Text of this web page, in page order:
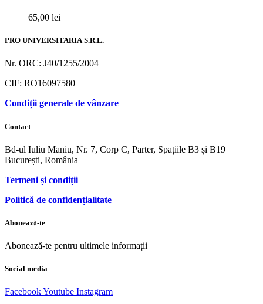
65,00 lei
PRO UNIVERSITARIA S.R.L.
Nr. ORC: J40/1255/2004
CIF: RO16097580
Condiții generale de vânzare
Contact
Bd-ul Iuliu Maniu, Nr. 7, Corp C, Parter, Spațiile B3 și B19
București, România
Termeni și condiții
Politică de confidențialitate
Abonează-te
Abonează-te pentru ultimele informații
Social media
FacebookYoutube Instagram